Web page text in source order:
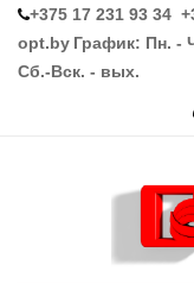
+375 17 231 93 34
opt.by График: Пн. -
Сб.-Вск. - вых.